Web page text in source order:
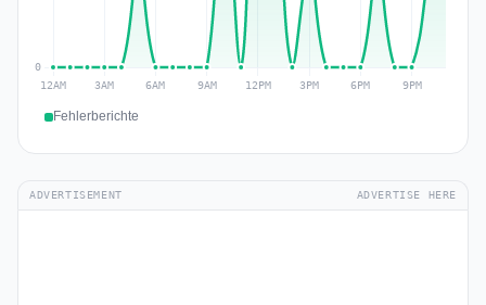
Fehlerberichte
ADVERTISEMENT ADVERTISE HERE